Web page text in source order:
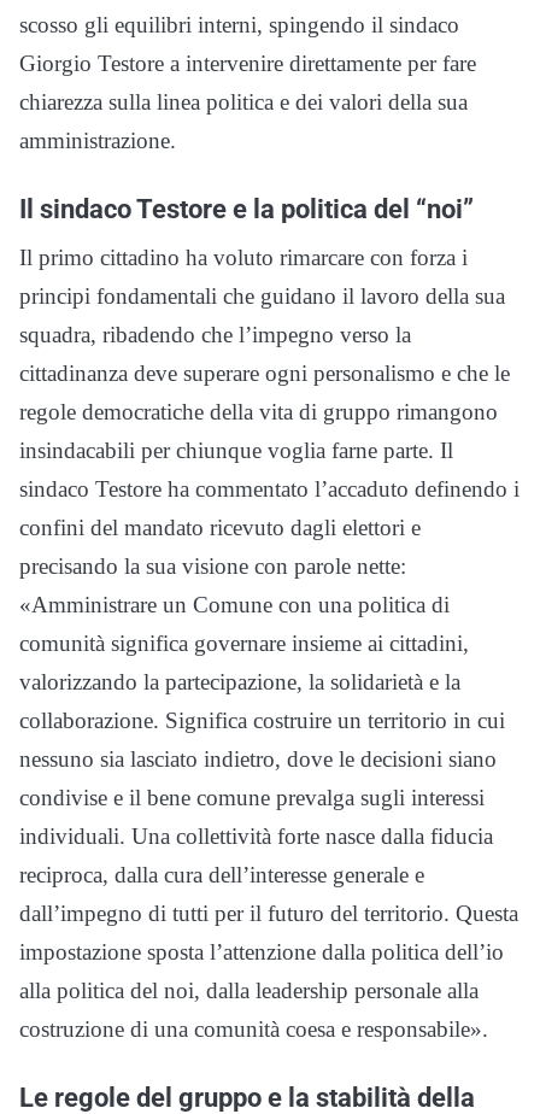
scosso gli equilibri interni, spingendo il sindaco
Giorgio Testore a intervenire direttamente per fare
chiarezza sulla linea politica e dei valori della sua
amministrazione.
Il sindaco Testore e la politica del “noi”
Il primo cittadino ha voluto rimarcare con forza i
principi fondamentali che guidano il lavoro della sua
squadra, ribadendo che l’impegno verso la
cittadinanza deve superare ogni personalismo e che le
regole democratiche della vita di gruppo rimangono
insindacabili per chiunque voglia farne parte. Il
sindaco Testore ha commentato l’accaduto definendo i
confini del mandato ricevuto dagli elettori e
precisando la sua visione con parole nette:
«Amministrare un Comune con una politica di
comunità significa governare insieme ai cittadini,
valorizzando la partecipazione, la solidarietà e la
collaborazione. Significa costruire un territorio in cui
nessuno sia lasciato indietro, dove le decisioni siano
condivise e il bene comune prevalga sugli interessi
individuali. Una collettività forte nasce dalla fiducia
reciproca, dalla cura dell’interesse generale e
dall’impegno di tutti per il futuro del territorio. Questa
impostazione sposta l’attenzione dalla politica dell’io
alla politica del noi, dalla leadership personale alla
costruzione di una comunità coesa e responsabile».
Le regole del gruppo e la stabilità della